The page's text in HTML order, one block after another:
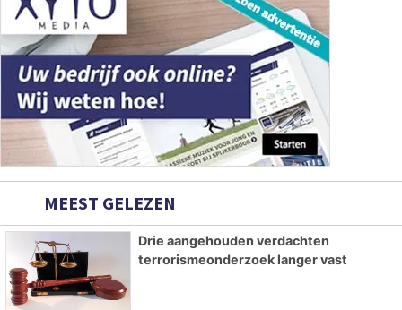
MEEST GELEZEN
Drie aangehouden verdachten
terrorismeonderzoek langer vast